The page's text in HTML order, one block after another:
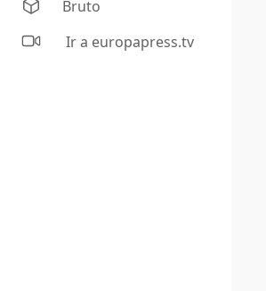
Bruto
Ir a europapress.tv